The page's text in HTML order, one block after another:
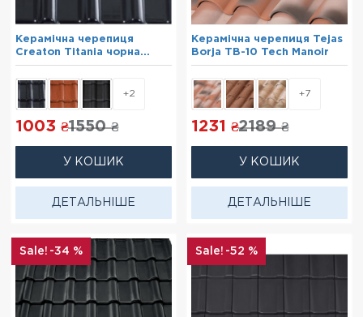
+2
Керамічна черепиця
Creaton Titania чорна
глазур
1003 ₴1550₴
У КОШИК
ДЕТАЛЬНІШЕ
+7
Керамічна черепиця Tejas
Borja TB-10 Tech Manoir
1231 ₴2189₴
У КОШИК
ДЕТАЛЬНІШЕ
-34 % -52 %